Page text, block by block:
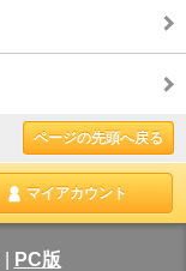
ページの先頭へ戻る
マイアカウント
PC版